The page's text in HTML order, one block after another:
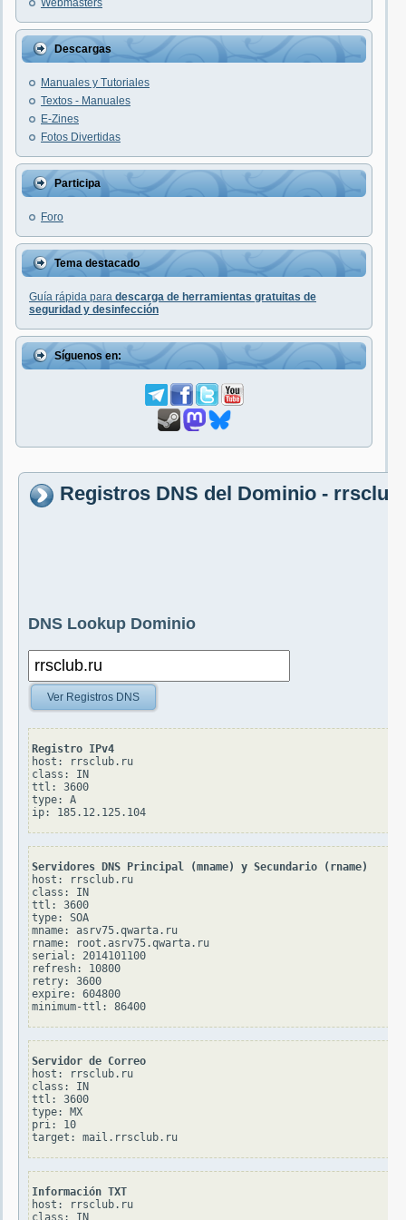
Webmasters
Descargas
Manuales y Tutoriales
Textos - Manuales
E-Zines
Fotos Divertidas
Participa
Foro
Tema destacado
Guía rápida para descarga de herramientas gratuitas de
seguridad y desinfección
Síguenos en:
Registros DNS del Dominio -
DNS Lookup Dominio
Ver Registros DNS
Registro IPv4
host: rrsclub.ru
class: IN
ttl: 3600
type: A
Servidores DNS Principal (mname) y Secundario (rname)
host: rrsclub.ru
class: IN
ttl: 3600
type: SOA
mname: asrv75.qwarta.ru
rname: root.asrv75.qwarta.ru
serial: 2014101100
refresh: 10800
retry: 3600
expire: 604800
Servidor de Correo
host: rrsclub.ru
class: IN
ttl: 3600
type: MX
pri: 10
Información TXT
host: rrsclub.ru